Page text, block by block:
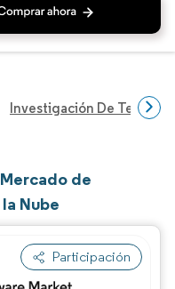
Investigación De
de
Nube
Participación